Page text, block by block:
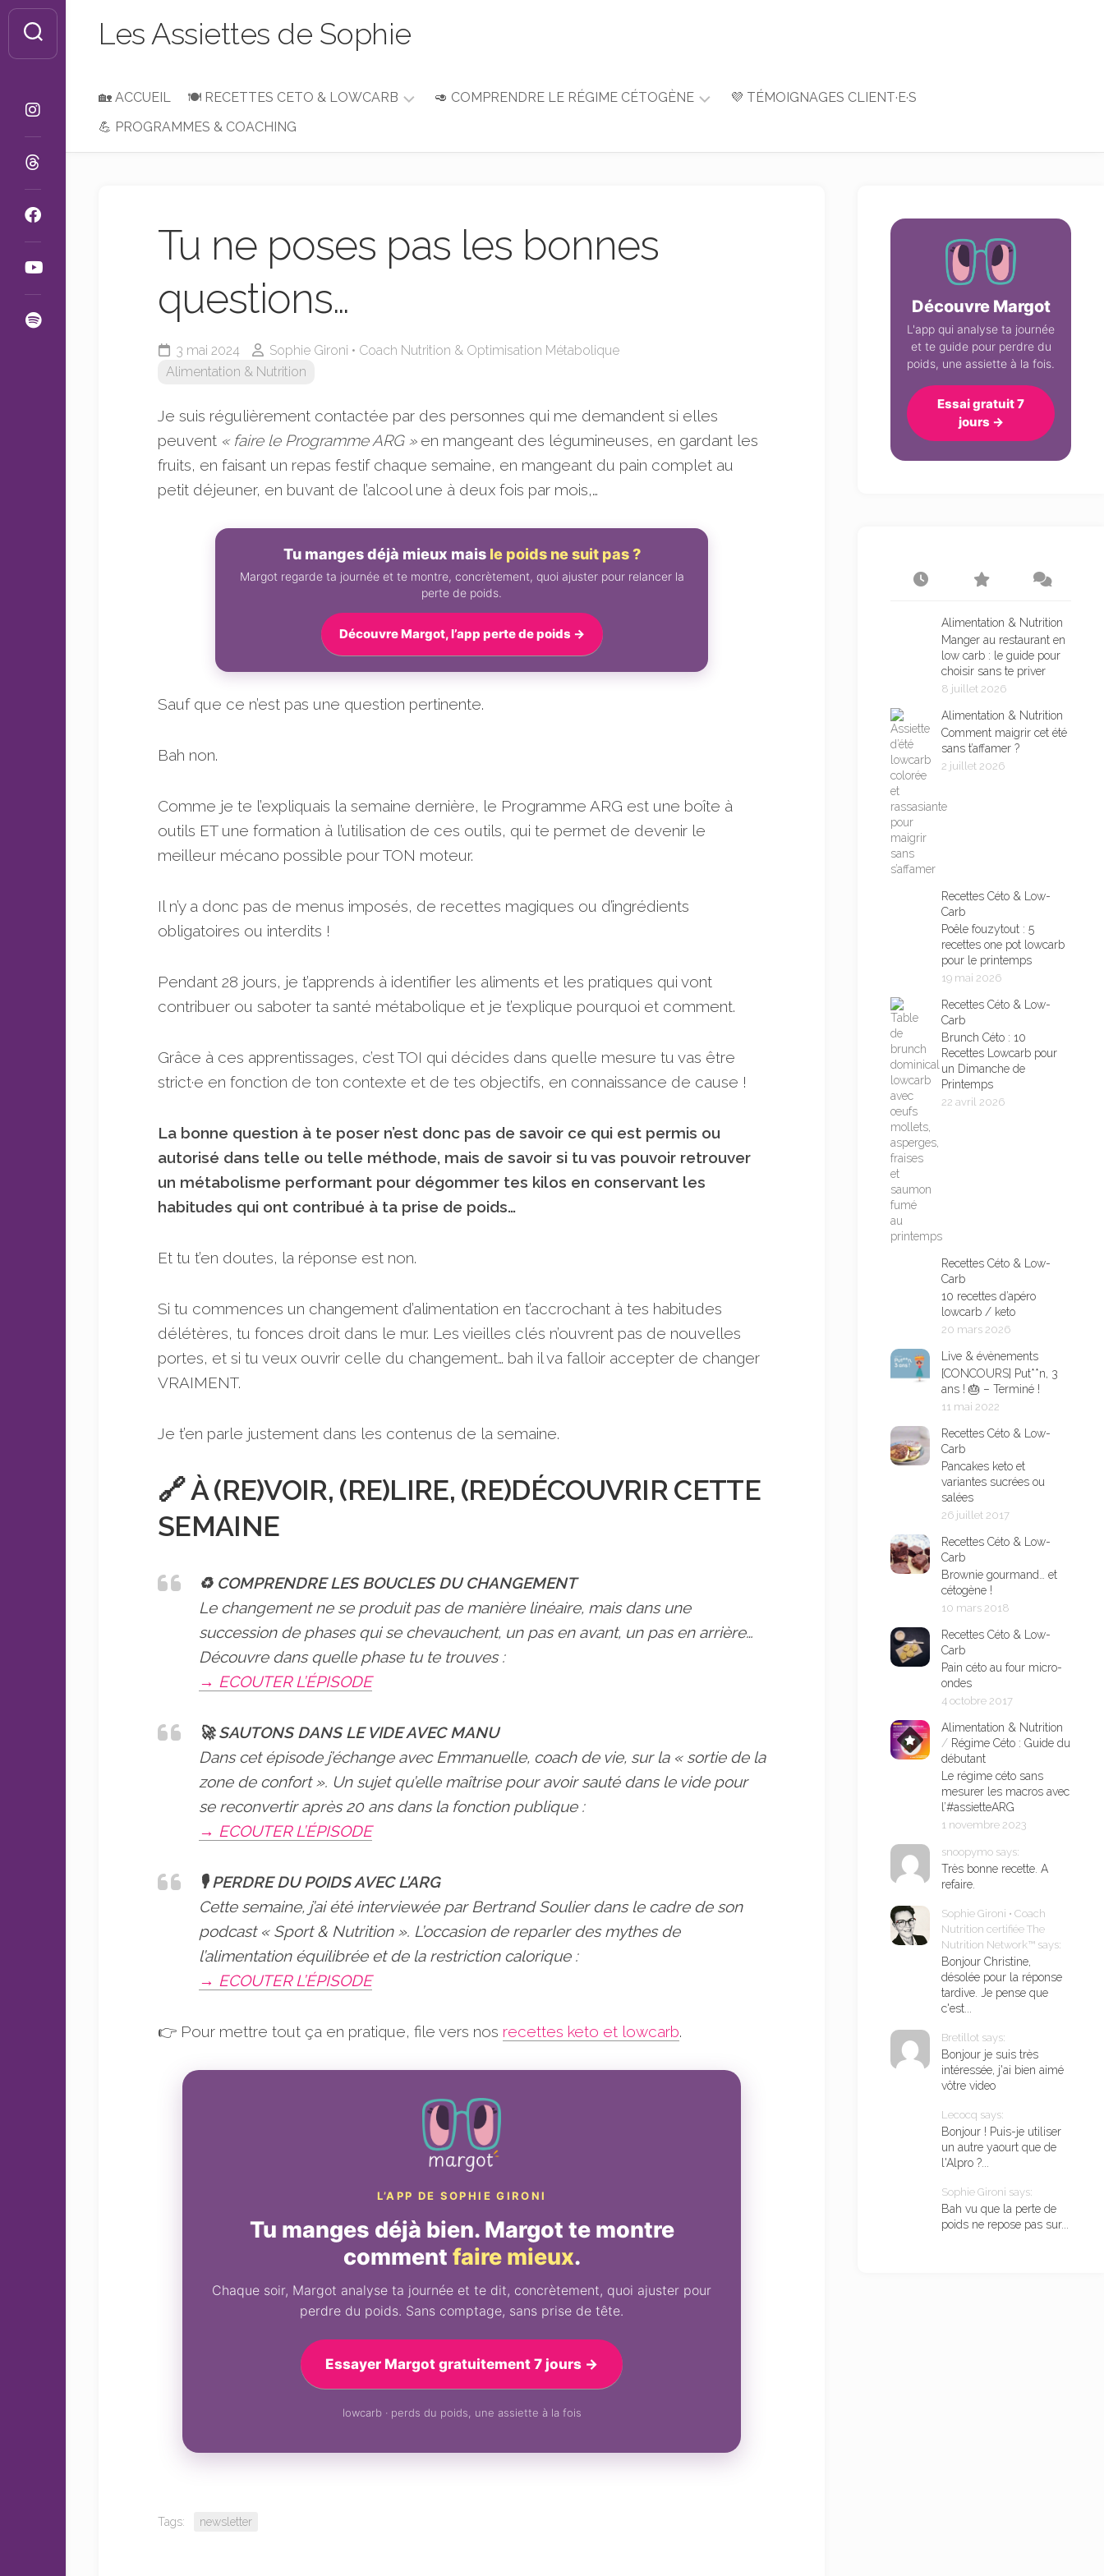
Skip
content
Les Assiettes de Sophie
🏡 ACCUEIL 🍽 RECETTES CETO & LOWCARB
Petit-
Entrées
Plats
Desserts
sans
🥑 COMPRENDRE LE RÉGIME CÉTOGÈNE
Guide
Nutrition
💜 TÉMOIGNAGES CLIENT·E·S
💪 PROGRAMMES & COACHING
Tu ne poses pas les bonnes
questions…
3 mai 2024
Sophie Gironi • Coach Nutrition & Optimisation Métabolique
Alimentation & Nutrition
Je suis régulièrement contactée par des personnes qui me demandent si elles
peuvent « faire le Programme ARG »en mangeant des légumineuses, en gardant les
fruits, en faisant un repas festif chaque semaine, en mangeant du pain complet au
petit déjeuner, en buvant de l’alcool une à deux fois par mois,…
Tu manges déjà mieux mais le poids ne suit pas ?
Margot regarde ta journée et te montre, concrètement, quoi ajuster pour relancer la
perte de poids.
Découvre Margot, l’app perte de poids →
Sauf que ce n’est pas une question pertinente.
Bah non.
Comme je te l’expliquais la semaine dernière, le Programme ARG est une boîte à
outils ET une formation à l’utilisation de ces outils, qui te permet de devenir le
meilleur mécano possible pour TON moteur.
Il n’y a donc pas de menus imposés, de recettes magiques ou d’ingrédients
obligatoires ou interdits !
Pendant 28 jours, je t’apprends à identifier les aliments et les pratiques qui vont
contribuer ou saboter ta santé métabolique et je t’explique pourquoi et comment.
Grâce à ces apprentissages, c’est TOI qui décides dans quelle mesure tu vas être
strict·e en fonction de ton contexte et de tes objectifs, en connaissance de cause !
La bonne question à te poser n’est donc pas de savoir ce qui est permis ou
autorisé dans telle ou telle méthode, mais de savoir si tu vas pouvoir retrouver
un métabolisme performant pour dégommer tes kilos en conservant les
habitudes qui ont contribué à ta prise de poids…
Et tu t’en doutes, la réponse est non.
Si tu commences un changement d’alimentation en t’accrochant à tes habitudes
délétères, tu fonces droit dans le mur. Les vieilles clés n’ouvrent pas de nouvelles
portes, et si tu veux ouvrir celle du changement… bah il va falloir accepter de changer
VRAIMENT.
Je t’en parle justement dans les contenus de la semaine.
🔗 À (RE)VOIR, (RE)LIRE, (RE)DÉCOUVRIR CETTE
SEMAINE
♻️ COMPRENDRE LES BOUCLES DU CHANGEMENT
Le changement ne se produit pas de manière linéaire, mais dans une
succession de phases qui se chevauchent, un pas en avant, un pas en arrière…
Découvre dans quelle phase tu te trouves :
→ ECOUTER L’ÉPISODE
🚀 SAUTONS DANS LE VIDE AVEC MANU
Dans cet épisode j’échange avec Emmanuelle, coach de vie, sur la « sortie de la
zone de confort ». Un sujet qu’elle maîtrise pour avoir sauté dans le vide pour
se reconvertir après 20 ans dans la fonction publique :
→ ECOUTER L’ÉPISODE
🎙 PERDRE DU POIDS AVEC L’ARG
Cette semaine, j’ai été interviewée par Bertrand Soulier dans le cadre de son
podcast « Sport & Nutrition ». L’occasion de reparler des mythes de
l’alimentation équilibrée et de la restriction calorique :
→ ECOUTER L’ÉPISODE
👉 Pour mettre tout ça en pratique, file vers nos recettes keto et lowcarb.
L’APP DE SOPHIE GIRONI
Tu manges déjà bien. Margot te montre
comment faire mieux.
Chaque soir, Margot analyse ta journée et te dit, concrètement, quoi ajuster pour
perdre du poids. Sans comptage, sans prise de tête.
Essayer Margot gratuitement 7 jours →
lowcarb · perds du poids, une assiette à la fois
Tags: newsletter
Découvre Margot
L'app qui analyse ta journée
et te guide pour perdre du
poids, une assiette à la fois.
Essai gratuit 7
jours →
Alimentation & Nutrition
Manger au restaurant en
low carb : le guide pour
choisir sans te priver
8 juillet 2026
Alimentation & Nutrition
Comment maigrir cet été
sans t’affamer ?
2 juillet 2026
Recettes Céto & Low-
Carb
Poêle fouzytout : 5
recettes one pot lowcarb
pour le printemps
19 mai 2026
Recettes Céto & Low-
Carb
Brunch Céto : 10
Recettes Lowcarb pour
un Dimanche de
Printemps
22 avril 2026
Recettes Céto & Low-
Carb
10 recettes d’apéro
lowcarb / keto
20 mars 2026
Live & évènements
[CONCOURS] Put**n, 3
ans ! 🎂 – Terminé !
11 mai 2022
Recettes Céto & Low-
Carb
Pancakes keto et
variantes sucrées ou
salées
26 juillet 2017
Recettes Céto & Low-
Carb
Brownie gourmand… et
cétogène !
10 mars 2018
Recettes Céto & Low-
Carb
Pain céto au four micro-
ondes
4 octobre 2017
Alimentation & Nutrition
/ Régime Céto : Guide du
débutant
Le régime céto sans
mesurer les macros avec
l’#assietteARG
1 novembre 2023
snoopymo says:
Très bonne recette. A
refaire.
Sophie Gironi • Coach
Nutrition certifiée The
Nutrition Network™ says:
Bonjour Christine,
désolée pour la réponse
tardive. Je pense que
c'est...
Bretillot says:
Bonjour je suis très
intéressée, j'ai bien aimé
vôtre video
Lecocq says:
Bonjour ! Puis-je utiliser
un autre yaourt que de
l'Alpro ?...
Sophie Gironi says:
Bah vu que la perte de
poids ne repose pas sur...